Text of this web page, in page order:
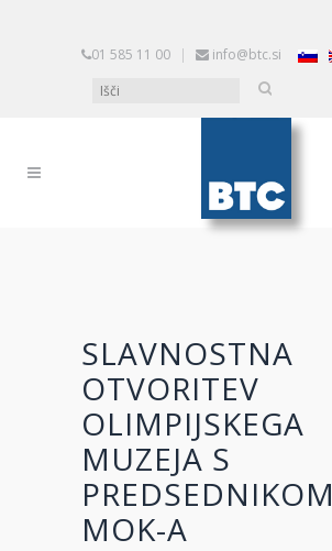
01 585 11 00 | info@btc.si
SLAVNOSTNA
OTVORITEV
OLIMPIJSKEGA
MUZEJA S
PREDSEDNIKOM
MOK-A